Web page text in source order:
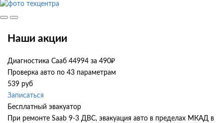
Наши акции
Диагностика Сааб 44994 за 490₽
Проверка авто по 43 параметрам
539 руб
Записаться
Бесплатный эвакуатор
При ремонте Saab 9-3 ДВС, эвакуация авто в пределах МКАД в